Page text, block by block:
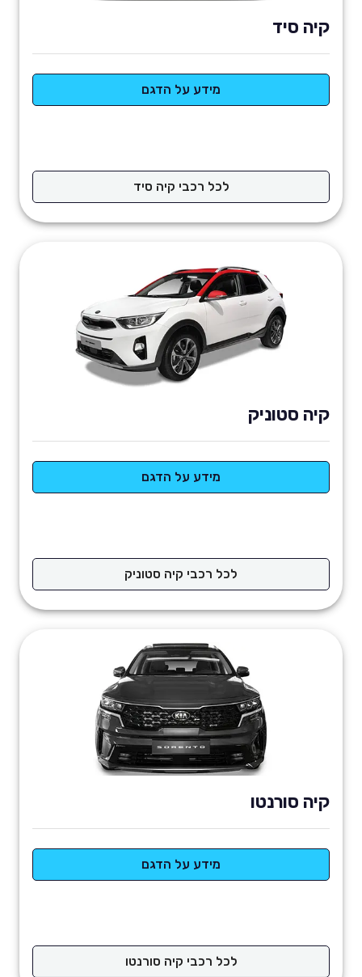
קיה סיד
מידע על הדגם
לכל רכבי קיה סיד
קיה סטוניק
מידע על הדגם
לכל רכבי קיה סטוניק
קיה סורנטו
מידע על הדגם
לכל רכבי קיה סורנטו